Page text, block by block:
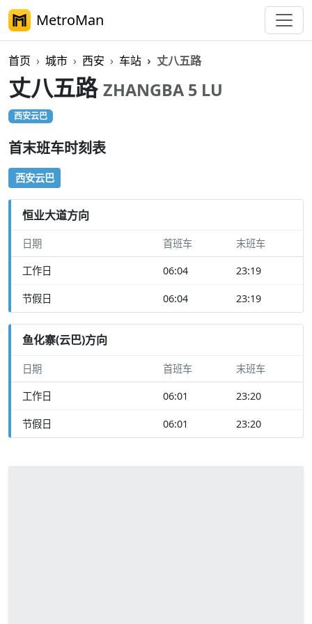
MetroMan
首页 城市 西安 车站 丈八五路
丈八五路 ZHANGBA 5 LU
西安云巴
首末班车时刻表
西安云巴
恒业大道方向
日期 首班车 末班车
工作日 06:04 23:19
节假日 06:04 23:19
鱼化寨(云巴)方向
日期 首班车 末班车
工作日 06:01 23:20
节假日 06:01 23:20